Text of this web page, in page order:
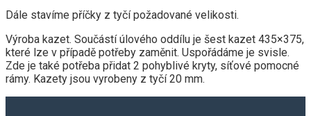
Dále stavíme příčky z tyčí požadované velikosti.
Výroba kazet. Součástí úlového oddílu je šest kazet 435×375,
které lze v případě potřeby zaměnit. Uspořádáme je svisle.
Zde je také potřeba přidat 2 pohyblivé kryty, síťové pomocné
rámy. Kazety jsou vyrobeny z tyčí 20 mm.